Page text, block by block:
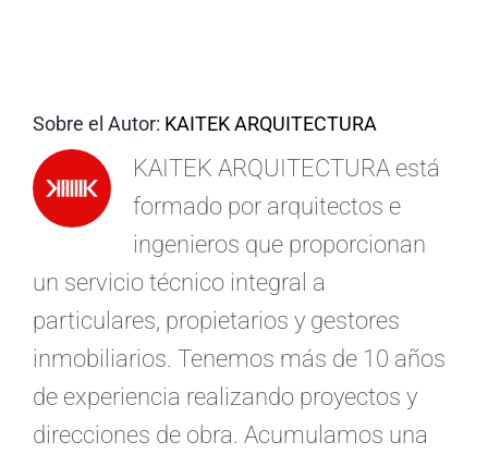
Sobre el Autor: KAITEK ARQUITECTURA
KAITEK ARQUITECTURA está
formado por arquitectos e
ingenieros que proporcionan
un servicio técnico integral a
particulares, propietarios y gestores
inmobiliarios. Tenemos más de 10 años
de experiencia realizando proyectos y
direcciones de obra. Acumulamos una